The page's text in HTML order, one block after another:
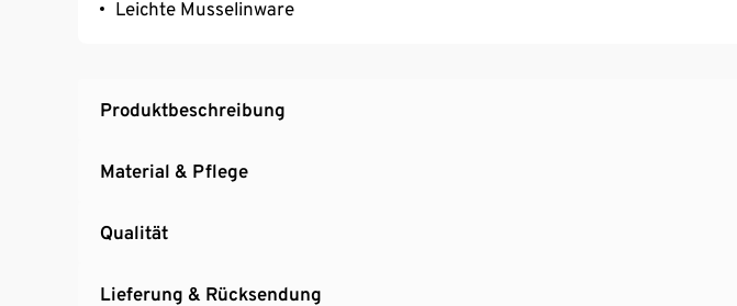
Leichte Musselinware
Produktbeschreibung
Material & Pflege
Qualität
Lieferung & Rücksendung